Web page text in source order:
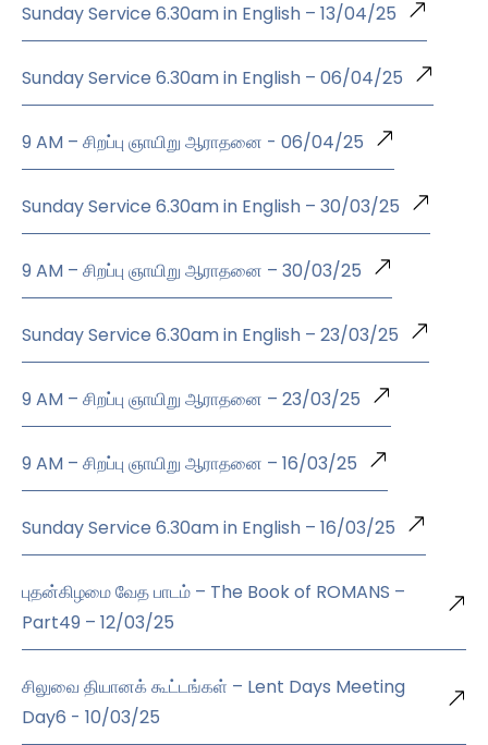
Sunday Service 6.30am in English – 13/04/25
Sunday Service 6.30am in English – 06/04/25
9 AM – சிறப்பு ஞாயிறு ஆராதனை - 06/04/25
Sunday Service 6.30am in English – 30/03/25
9 AM – சிறப்பு ஞாயிறு ஆராதனை – 30/03/25
Sunday Service 6.30am in English – 23/03/25
9 AM – சிறப்பு ஞாயிறு ஆராதனை – 23/03/25
9 AM – சிறப்பு ஞாயிறு ஆராதனை – 16/03/25
Sunday Service 6.30am in English – 16/03/25
புதன்கிழமை வேத பாடம் – The Book of ROMANS –
Part49 – 12/03/25
சிலுவை தியானக் கூட்டங்கள் – Lent Days Meeting
Day6 - 10/03/25